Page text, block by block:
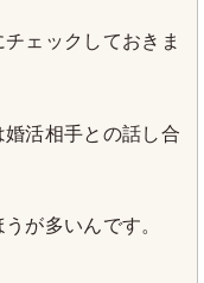
ェックしておきま
活相手との話し合
が多いんです。